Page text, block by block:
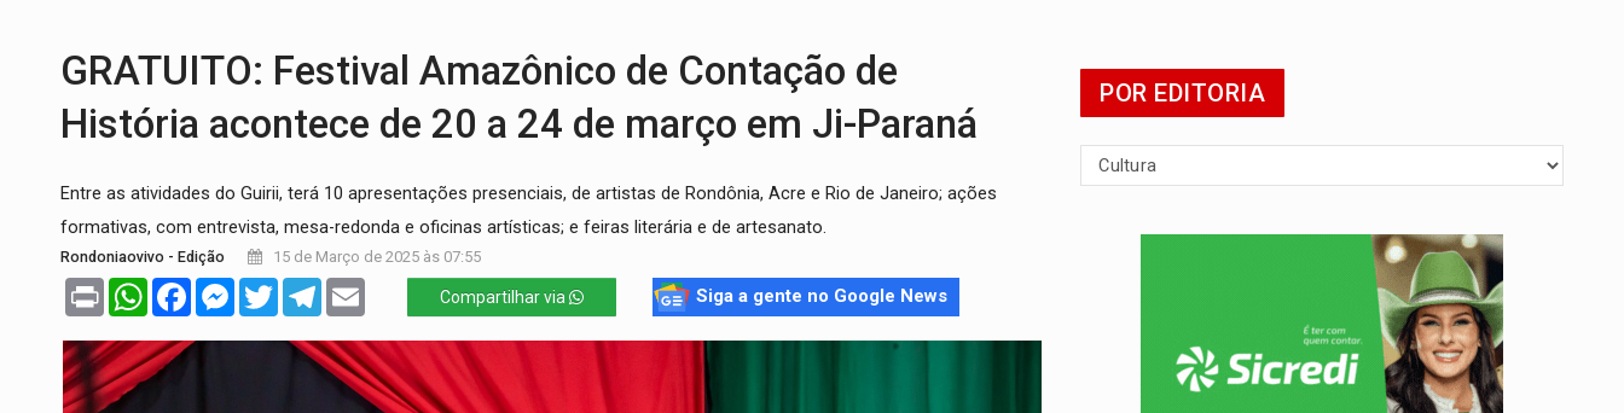
GRATUITO: Festival Amazônico de Contação de
História acontece de 20 a 24 de março em Ji-Paraná
Entre as atividades do Guirii, terá 10 apresentações presenciais, de artistas de Rondônia, Acre e Rio de Janeiro; ações
formativas, com entrevista, mesa-redonda e oficinas artísticas; e feiras literária e de artesanato.
Rondoniaovivo - Edição 15 de Março de 2025 às 07:55
Print WhatsAppFacebookMessenger
TwitterTelegram Compartilhar via Siga a gente no Google News
POR EDITORIA